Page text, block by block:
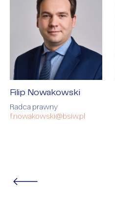
Filip Nowakowski
Radca prawny
f.nowakowski@bsiw.pl